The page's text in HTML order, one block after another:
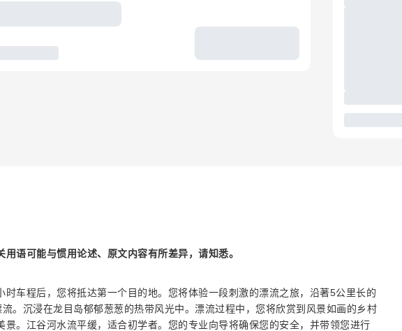
语可能与惯用论述、原文内容有所差异，请知悉。
时车程后，您将抵达第一个目的地。您将体验一段刺激的漂流之旅，沿著5公里长的
。沉浸在龙目岛郁郁葱葱的热带风光中。漂流过程中，您将欣赏到风景如画的乡村
景。江谷河水流平缓，适合初学者。您的专业向导将确保您的安全，并带领您进行